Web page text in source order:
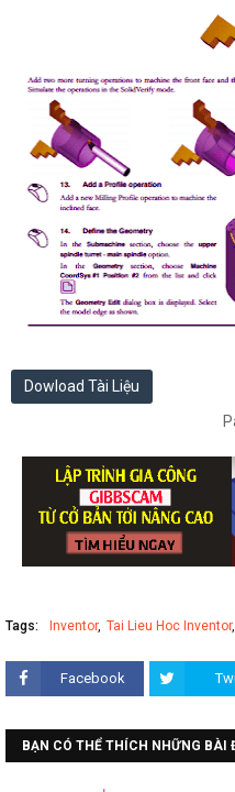
Dowload Tài Liệu
Tags: Inventor Tai Lieu Hoc Inventor
Facebook
BẠN CÓ THỂ THÍCH NHỮNG BÀI